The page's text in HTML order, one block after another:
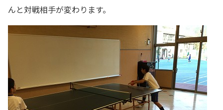
んと対戦相手が変わります。